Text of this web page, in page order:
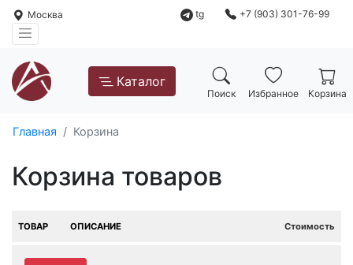
Москва tg +7 (903) 301-76-99
Каталог
Поиск Избранное Корзина
Главная Корзина
Корзина товаров
ТОВАР ОПИСАНИЕ Стоимость